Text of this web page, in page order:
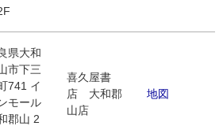
県大和
市下三
741 イ
モール
郡山 2
喜久屋書
店 大和郡
山店
地図